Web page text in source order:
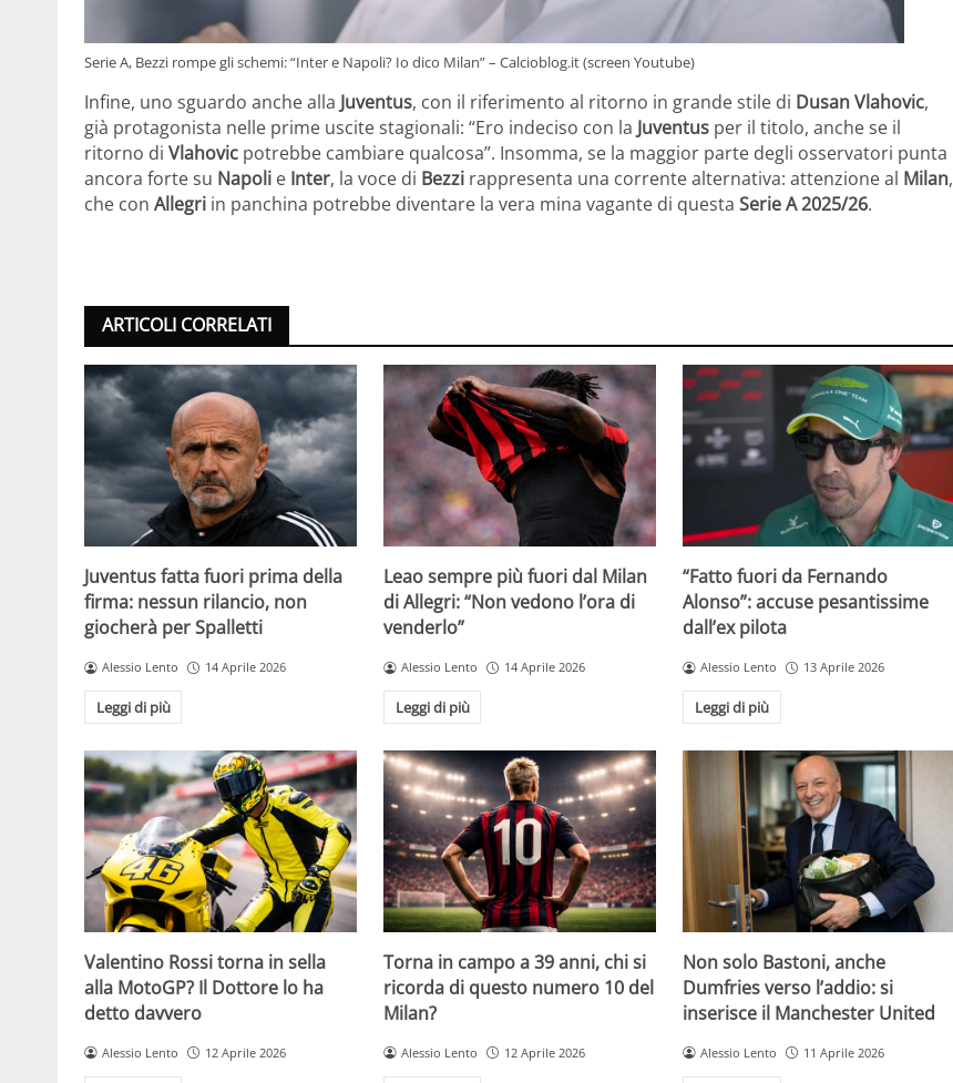
Serie A, Bezzi rompe gli schemi: “Inter e Napoli? Io dico Milan” – Calcioblog.it (screen Youtube)
Infine, uno sguardo anche alla Juventus, con il riferimento al ritorno in grande stile di Dusan Vlahovic,
già protagonista nelle prime uscite stagionali: “Ero indeciso con la Juventus per il titolo, anche se il
ritorno di Vlahovic potrebbe cambiare qualcosa”. Insomma, se la maggior parte degli osservatori punta
ancora forte su Napoli e Inter, la voce di Bezzi rappresenta una corrente alternativa: attenzione al Milan,
che con Allegri in panchina potrebbe diventare la vera mina vagante di questa Serie A 2025/26.
ARTICOLI CORRELATI
Juventus fatta fuori prima della
firma: nessun rilancio, non
giocherà per Spalletti
Alessio Lento 14 Aprile 2026
Leggi di più
Leao sempre più fuori dal Milan
di Allegri: “Non vedono l’ora di
venderlo”
Alessio Lento 14 Aprile 2026
Leggi di più
“Fatto fuori da Fernando
Alonso”: accuse pesantissime
dall’ex pilota
Alessio Lento 13 Aprile 2026
Leggi di più
Valentino Rossi torna in sella
alla MotoGP? Il Dottore lo ha
detto davvero
Alessio Lento 12 Aprile 2026
Torna in campo a 39 anni, chi si
ricorda di questo numero 10 del
Milan?
Alessio Lento 12 Aprile 2026
Non solo Bastoni, anche
Dumfries verso l’addio: si
inserisce il Manchester United
Alessio Lento 11 Aprile 2026